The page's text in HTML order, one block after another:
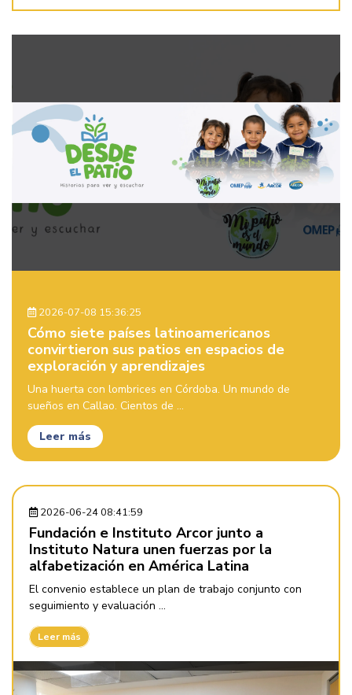
2026-07-08 15:36:25
Cómo siete países latinoamericanos
convirtieron sus patios en espacios de
exploración y aprendizajes
Una huerta con lombrices en Córdoba. Un mundo de
sueños en Callao. Cientos de ...
Leer más
2026-06-24 08:41:59
Fundación e Instituto Arcor junto a
Instituto Natura unen fuerzas por la
alfabetización en América Latina
El convenio establece un plan de trabajo conjunto con
seguimiento y evaluación ...
Leer más